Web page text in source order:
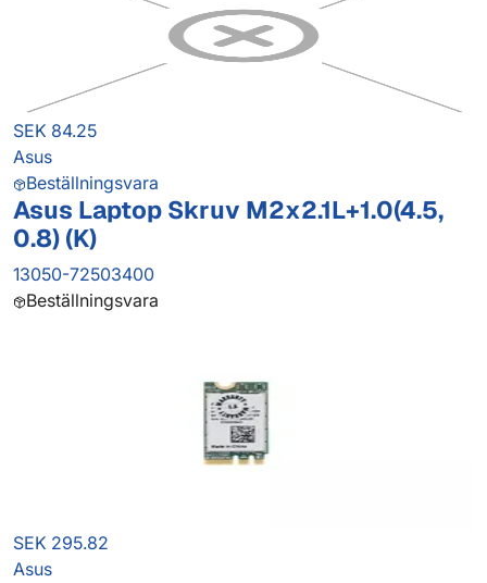
SEK 84.25
Asus
Beställningsvara
Asus Laptop Skruv M2x2.1L+1.0(4.5,
0.8) (K)
13050-72503400
Beställningsvara
SEK 295.82
Asus